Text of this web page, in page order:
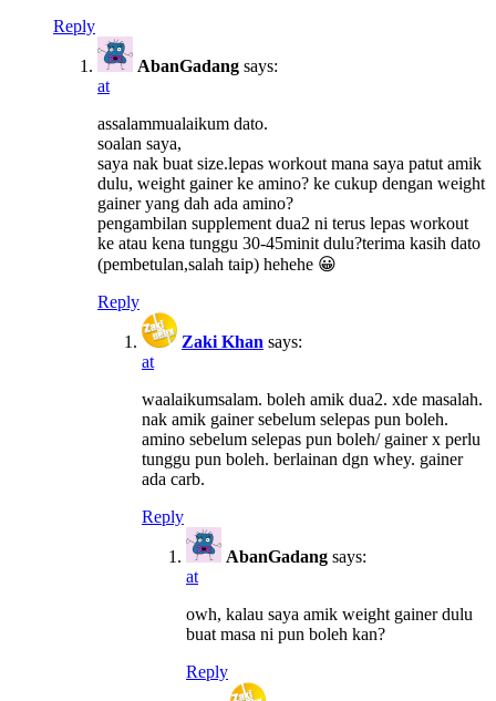
Reply
AbanGadang says:
at
assalammualaikum dato.
soalan saya,
saya nak buat size.lepas workout mana saya patut amik
dulu, weight gainer ke amino? ke cukup dengan weight
gainer yang dah ada amino?
pengambilan supplement dua2 ni terus lepas workout
ke atau kena tunggu 30-45minit dulu?terima kasih dato
(pembetulan,salah taip) hehehe 😀
Reply
Zaki Khan says:
at
waalaikumsalam. boleh amik dua2. xde masalah.
nak amik gainer sebelum selepas pun boleh.
amino sebelum selepas pun boleh/ gainer x perlu
tunggu pun boleh. berlainan dgn whey. gainer
ada carb.
Reply
AbanGadang says:
at
owh, kalau saya amik weight gainer dulu
buat masa ni pun boleh kan?
Reply